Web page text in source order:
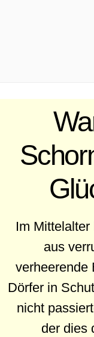
Im
aus
verheerende
Dörfer in
nicht
der dies